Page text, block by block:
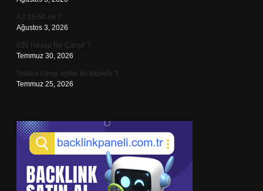
A3 35-50 mi ?
Ağustos 3, 2026
620 Hesap Ne Çalışır ?
Temmuz 30, 2026
Trakea hangi epitel ile kaplıdır ?
Temmuz 25, 2026